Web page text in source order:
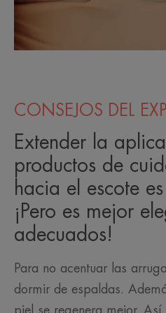
CONSEJOS DEL
Extender la
productos de
hacia el escote
¡Pero es mejor
adecuados!
Para no acentuar las
dormir de espaldas.
piel se regenera mejor.